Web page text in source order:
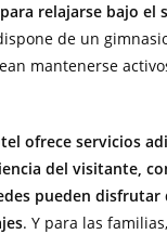
relajarse bajo el
de un
mantenerse
ofrece servicios
del visitante,
pueden
. Y para las